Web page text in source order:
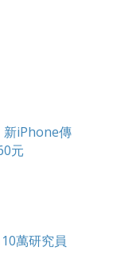
新iPhone傳
元
萬研究員